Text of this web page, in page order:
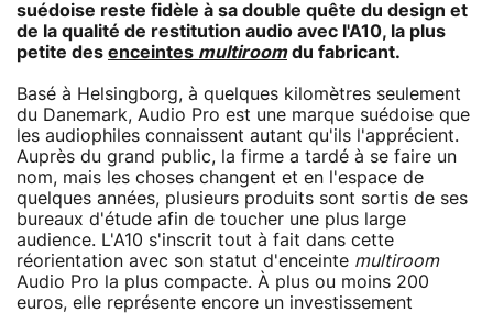
suédoise reste fidèle à sa double quête du design et
de la qualité de restitution audio avec l'A10, la plus
petite des enceintes multiroomdu fabricant.
Basé à Helsingborg, à quelques kilomètres seulement
du Danemark, Audio Pro est une marque suédoise que
les audiophiles connaissent autant qu'ils l'apprécient.
Auprès du grand public, la firme a tardé à se faire un
nom, mais les choses changent et en l'espace de
quelques années, plusieurs produits sont sortis de ses
bureaux d'étude afin de toucher une plus large
audience. L'A10 s'inscrit tout à fait dans cette
réorientation avec son statut d'enceinte multiroom
Audio Pro la plus compacte. À plus ou moins 200
euros, elle représente encore un investissement